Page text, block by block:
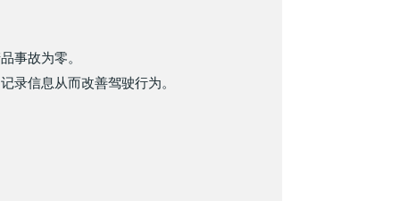
事故为零。
录信息从而改善驾驶行为。